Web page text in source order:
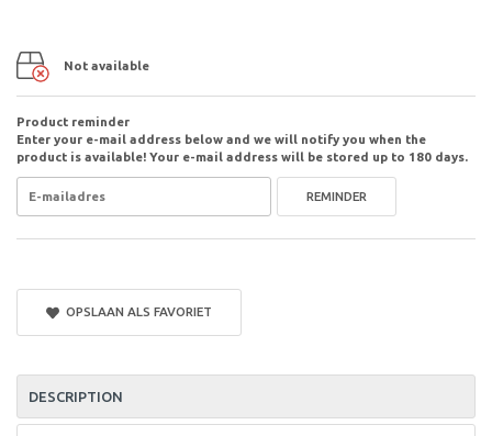
Not available
Product reminder
Enter your e-mail address below and we will notify you when the
product is available! Your e-mail address will be stored up to 180 days.
REMINDER
OPSLAAN ALS FAVORIET
DESCRIPTION